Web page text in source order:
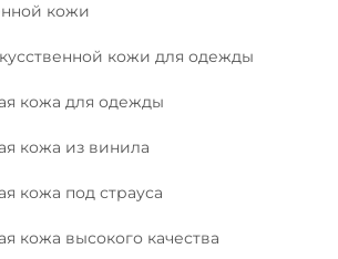
кожи
кожи для одежды
кожа для одежды
кожа из винила
кожа под страуса
кожа высокого качества